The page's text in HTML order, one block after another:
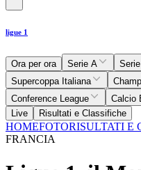
ligue 1
Ora per ora Serie A
Supercoppa Italiana
Conference League
Calcio
Live
Risultati e Classifiche
HOMEFOTORISULTATI E
FRANCIA